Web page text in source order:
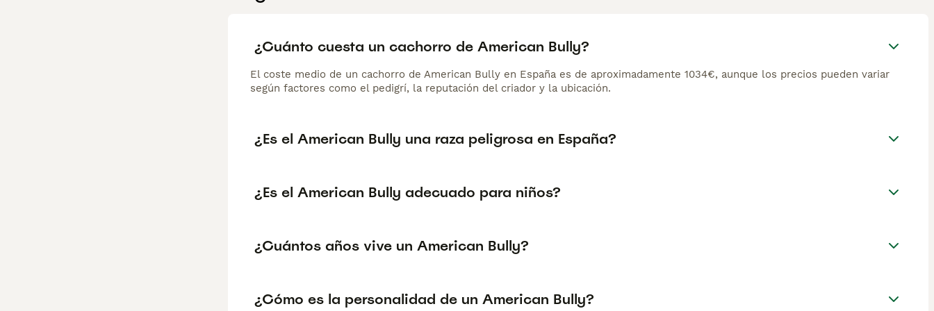
¿Cuánto cuesta un cachorro de American Bully?
El coste medio de un cachorro de American Bully en España es de aproximadamente 1034€, aunque los precios pueden variar
según factores como el pedigrí, la reputación del criador y la ubicación.
¿Es el American Bully una raza peligrosa en España?
¿Es el American Bully adecuado para niños?
¿Cuántos años vive un American Bully?
¿Cómo es la personalidad de un American Bully?